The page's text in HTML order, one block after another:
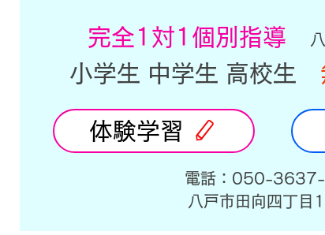
​完全1対1個別指導
小学生 中学生 高校生
体験学習
電話：050-
八戸市田向四丁目